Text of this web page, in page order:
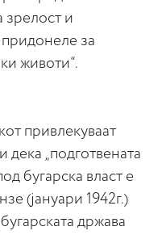
зрелост и
за
животи“.
привлекуваат
дека „подготвената
бугарска власт е
(јануари 1942г.)
држава